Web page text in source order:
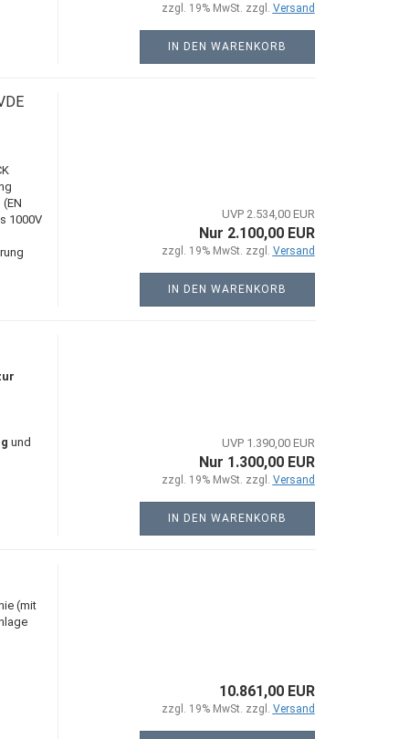
zzgl. 19% MwSt. zzgl. Versand
IN DEN WARENKORB
1000V
UVP 2.534,00 EUR
Nur 2.100,00 EUR
zzgl. 19% MwSt. zzgl. Versand
IN DEN WARENKORB
und UVP 1.390,00 EUR
Nur 1.300,00 EUR
zzgl. 19% MwSt. zzgl. Versand
IN DEN WARENKORB
(mit
10.861,00 EUR
zzgl. 19% MwSt. zzgl. Versand